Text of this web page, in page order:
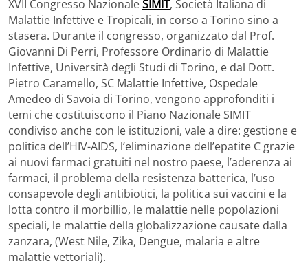
XVII Congresso NazionaleSIMIT, Società Italiana di
Malattie Infettive e Tropicali, in corso a Torino sino a
stasera. Durante il congresso, organizzato dal Prof.
Giovanni Di Perri, Professore Ordinario di Malattie
Infettive, Università degli Studi di Torino, e dal Dott.
Pietro Caramello, SC Malattie Infettive, Ospedale
Amedeo di Savoia di Torino, vengono approfonditi i
temi che costituiscono il Piano Nazionale SIMIT
condiviso anche con le istituzioni, vale a dire: gestione e
politica dell’HIV-AIDS, l’eliminazione dell’epatite C grazie
ai nuovi farmaci gratuiti nel nostro paese, l’aderenza ai
farmaci, il problema della resistenza batterica, l’uso
consapevole degli antibiotici, la politica sui vaccini e la
lotta contro il morbillio, le malattie nelle popolazioni
speciali, le malattie della globalizzazione causate dalla
zanzara, (West Nile, Zika, Dengue, malaria e altre
malattie vettoriali).